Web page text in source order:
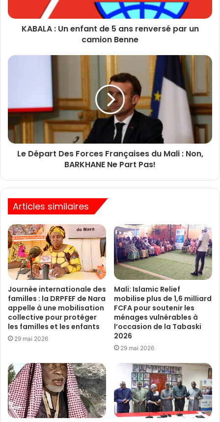
KABALA : Un enfant de 5 ans renversé par un
camion Benne
Le Départ Des Forces Françaises du Mali : Non,
BARKHANE Ne Part Pas!
Articles similaires
Journée internationale des
familles : la DRPFEF de Nara
appelle à une mobilisation
collective pour protéger
les familles et les enfants
29 mai 2026
Mali: Islamic Relief
mobilise plus de 1,6 milliard
FCFA pour soutenir les
ménages vulnérables à
l’occasion de la Tabaski
2026
29 mai 2026